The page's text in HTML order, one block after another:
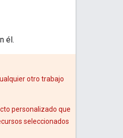
él.
otro trabajo
personalizado que
seleccionados